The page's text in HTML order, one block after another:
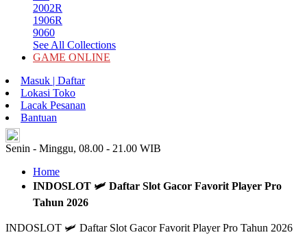
2002R
1906R
9060
See All Collections
GAME ONLINE
Masuk | Daftar
Lokasi Toko
Lacak Pesanan
Bantuan
Senin - Minggu, 08.00 - 21.00 WIB
Home
INDOSLOT 🛩️ Daftar Slot Gacor Favorit Player Pro
Tahun 2026
INDOSLOT 🛩️ Daftar Slot Gacor Favorit Player Pro Tahun 2026